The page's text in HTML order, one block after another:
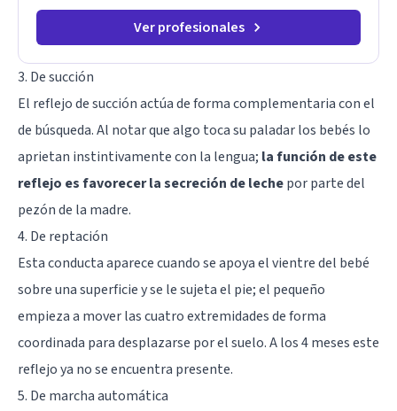
Ver profesionales
3. De succión
El reflejo de succión actúa de forma complementaria con el
de búsqueda. Al notar que algo toca su paladar los bebés lo
aprietan instintivamente con la lengua; la función de este
reflejo es favorecer la secreción de lechepor parte del
pezón de la madre.
4. De reptación
Esta conducta aparece cuando se apoya el vientre del bebé
sobre una superficie y se le sujeta el pie; el pequeño
empieza a mover las cuatro extremidades de forma
coordinada para desplazarse por el suelo. A los 4 meses este
reflejo ya no se encuentra presente.
5. De marcha automática